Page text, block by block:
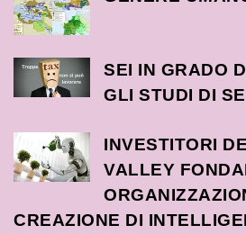
SEI IN GRADO
GLI STUDI DI
INVESTITORI
VALLEY
CREAZIONE DI